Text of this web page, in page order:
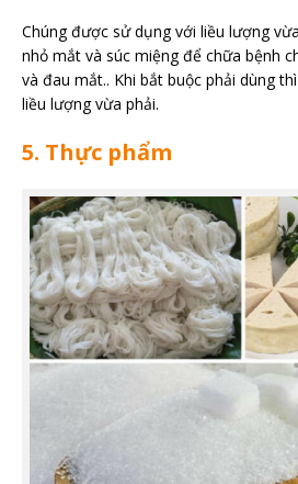
Chúng được sử dụng với liều lượng
nhỏ mắt và súc miệng để chữa bệnh
và đau mắt.. Khi bắt buộc phải dùng
liều lượng vừa phải.
5. Thực phẩm